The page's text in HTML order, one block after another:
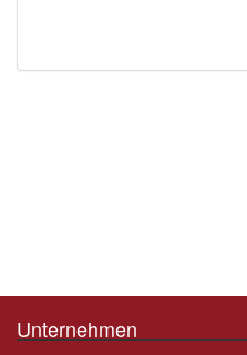
Unternehmen